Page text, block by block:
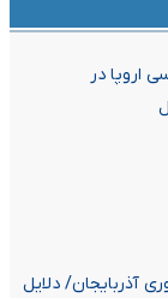
اروپا در
آذربایجان/ دلایل